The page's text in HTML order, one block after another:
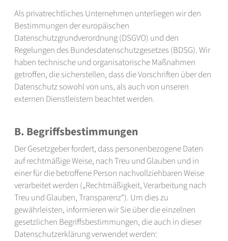
Als privatrechtliches Unternehmen unterliegen wir den
Bestimmungen der europäischen
Datenschutzgrundverordnung (DSGVO) und den
Regelungen des Bundesdatenschutzgesetzes (BDSG). Wir
haben technische und organisatorische Maßnahmen
getroffen, die sicherstellen, dass die Vorschriften über den
Datenschutz sowohl von uns, als auch von unseren
externen Dienstleistern beachtet werden.
B. Begriffsbestimmungen
Der Gesetzgeber fordert, dass personenbezogene Daten
auf rechtmäßige Weise, nach Treu und Glauben und in
einer für die betroffene Person nachvollziehbaren Weise
verarbeitet werden („Rechtmäßigkeit, Verarbeitung nach
Treu und Glauben, Transparenz“). Um dies zu
gewährleisten, informieren wir Sie über die einzelnen
gesetzlichen Begriffsbestimmungen, die auch in dieser
Datenschutzerklärung verwendet werden: